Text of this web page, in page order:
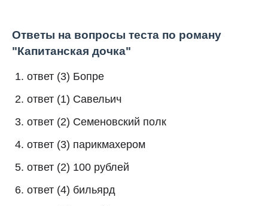
Ответы на вопросы теста по роману
"Капитанская дочка"
ответ (3) Бопре
ответ (1) Савельич
ответ (2) Семеновский полк
ответ (3) парикмахером
ответ (2) 100 рублей
ответ (4) бильярд